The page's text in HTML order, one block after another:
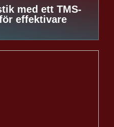
med ett TMS-
effektivare